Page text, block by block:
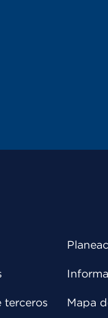
terceros Mapa